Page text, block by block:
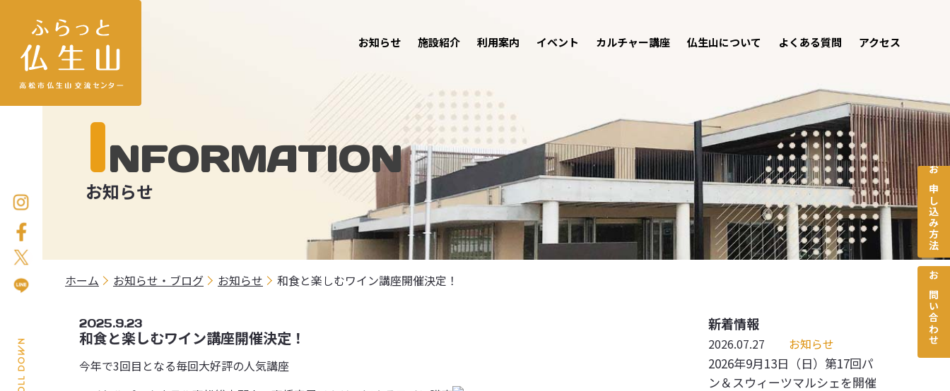
お知らせ 施設紹介 利用案内 イベント カルチャー講座 仏生山について よくある質問 アクセス
INFORMATION
お知らせ
ホーム お知らせ・ブログ お知らせ 和食と楽しむワイン講座開催決定！
2025.9.23
和食と楽しむワイン講座開催決定！
今年で3回目となる毎回大好評の人気講座
新着情報
2026.07.27 お知らせ
2026年9月13日（日）第17回パ
ン＆スウィーツマルシェを開催
お申し込み方法
お問い合わせ